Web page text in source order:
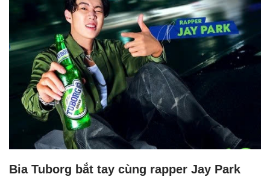
Bia Tuborg bắt tay cùng rapper Jay Park